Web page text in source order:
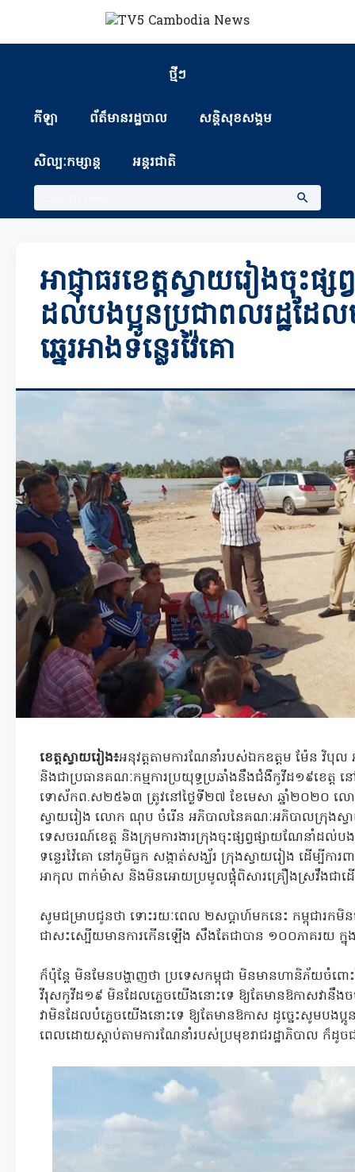
ថ្មីៗ
កីឡា ព័ត៏មានរដ្ឋបាល សន្តិសុខសង្គម
សិល្បៈកម្សាន្ត អន្តរជាតិ
អាជ្ញាធរខេត្តស្វាយរៀងចុះផ្
ដល់បងប្អូនប្រជាពលរដ្ឋដែ
ឆ្នេរអាងទន្លេរវ៉ៃគោ
ខេត្តស្វាយរៀង៖អនុវត្តតាមការណែនាំរបស់ឯកឧត្តម ម៉ែន វិបុ
និងជាប្រធានគណៈកម្មការប្រយុទ្ធប្រឆាំងនឹងជំងឺកូវីដ១៩ខេត្ត​
ទោស័កព.ស២៥៦៣ ត្រូវនៅថ្ងៃទី២៧ ខែមេសា ឆ្នាំ២០២០ លោ
ស្វាយរៀង លោក ណុប ចំរើន អភិបាលនៃគណៈអភិបាលក្រុងស្វា
ទេសចរណ៍ខេត្ត និងក្រុមការងារក្រុងចុះផ្សព្វផ្សាយណែនាំដល់ប
ទន្លេរវ៉ៃគោ នៅភូមិធ្លក សង្កាត់សង្ឃ័រ ក្រុងស្វាយរៀង ដើម្បីកា
អាកុល ពាក់ម៉ាស និងមិនអោយប្រមូលផ្ដុំពិសារគ្រឿងស្រវឹងជាដ
សូមជម្រាបជូនថា ទោះរយៈពេល ២សប្តាហ៍មកនេះ កម្ពុជារក
ជាសះស្បើយមានការកើនឡើង សឹងតែជាបាន ១០០ភាគរយ
ក៏ប៉ុន្តែ មិនមែនបង្ហាញថា ប្រទេសកម្ពុជា មិនមានហានិភ័យចំពោ
វីរុសកូវីដ១៩ មិនដែលភ្លេចយើងនោះទេ ឱ្យតែមានឱកាសវានឹង
វាមិនដែលបំភ្លេចយើងនោះទេ ឱ្យតែមានឱកាស ដូច្នេះសូមបងប្អូ
ពេលដោយស្តាប់តាមការណែនាំរបស់ប្រមុខរាជរដ្ឋាភិបាល ក៏ដូ